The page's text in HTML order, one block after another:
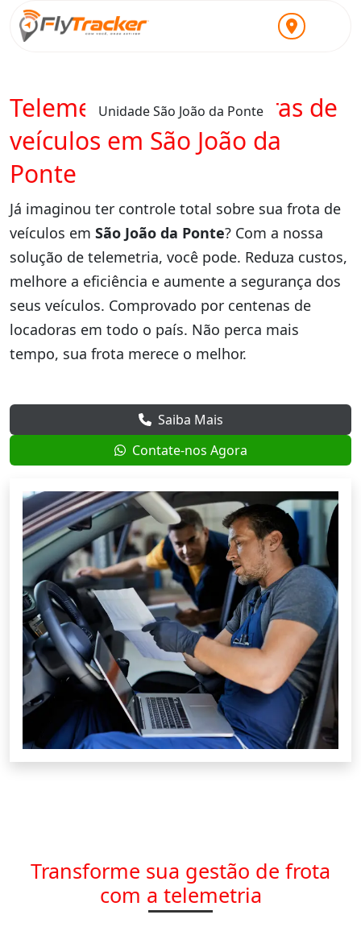
Unidade São João da Ponte
Telemetria para locadoras de
veículos em São João da
Ponte
Já imaginou ter controle total sobre sua frota de
veículos em São João da Ponte? Com a nossa
solução de telemetria, você pode. Reduza custos,
melhore a eficiência e aumente a segurança dos
seus veículos. Comprovado por centenas de
locadoras em todo o país. Não perca mais
tempo, sua frota merece o melhor.
Saiba Mais
Contate-nos Agora
Transforme sua gestão de frota
com a telemetria